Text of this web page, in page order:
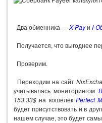
Два обменника —X-Payи I-
Получается, что выгоднее
Проверим.
Переходим на сайт
учитывалась мониторингом
153.33$ на кошелёк Perfect
будет присутствовать и в
нашем случае, это будет